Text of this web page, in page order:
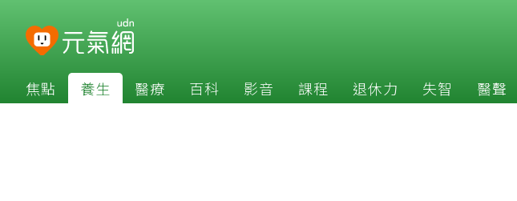
焦點 養生 醫療 百科 影音 課程 退休力 失智 醫聲